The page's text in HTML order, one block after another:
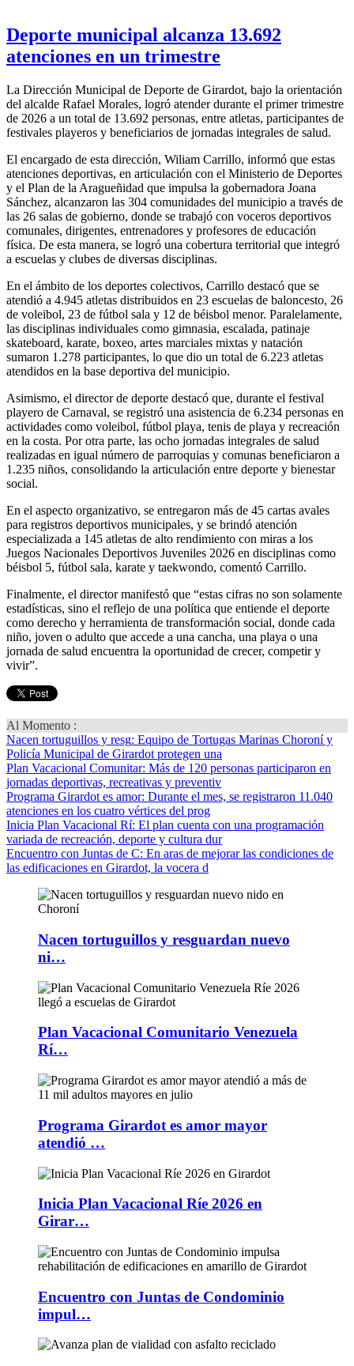
Deporte municipal alcanza 13.692
atenciones en un trimestre
La Dirección Municipal de Deporte de Girardot, bajo la orientación
del alcalde Rafael Morales, logró atender durante el primer trimestre
de 2026 a un total de 13.692 personas, entre atletas, participantes de
festivales playeros y beneficiarios de jornadas integrales de salud.
El encargado de esta dirección, Wiliam Carrillo, informó que estas
atenciones deportivas, en articulación con el Ministerio de Deportes
y el Plan de la Aragueñidad que impulsa la gobernadora Joana
Sánchez, alcanzaron las 304 comunidades del municipio a través de
las 26 salas de gobierno, donde se trabajó con voceros deportivos
comunales, dirigentes, entrenadores y profesores de educación
física. De esta manera, se logró una cobertura territorial que integró
a escuelas y clubes de diversas disciplinas.
En el ámbito de los deportes colectivos, Carrillo destacó que se
atendió a 4.945 atletas distribuidos en 23 escuelas de baloncesto, 26
de voleibol, 23 de fútbol sala y 12 de béisbol menor. Paralelamente,
las disciplinas individuales como gimnasia, escalada, patinaje
skateboard, karate, boxeo, artes marciales mixtas y natación
sumaron 1.278 participantes, lo que dio un total de 6.223 atletas
atendidos en la base deportiva del municipio.
Asimismo, el director de deporte destacó que, durante el festival
playero de Carnaval, se registró una asistencia de 6.234 personas en
actividades como voleibol, fútbol playa, tenis de playa y recreación
en la costa. Por otra parte, las ocho jornadas integrales de salud
realizadas en igual número de parroquias y comunas beneficiaron a
1.235 niños, consolidando la articulación entre deporte y bienestar
social.
En el aspecto organizativo, se entregaron más de 45 cartas avales
para registros deportivos municipales, y se brindó atención
especializada a 145 atletas de alto rendimiento con miras a los
Juegos Nacionales Deportivos Juveniles 2026 en disciplinas como
béisbol 5, fútbol sala, karate y taekwondo, comentó Carrillo.
Finalmente, el director manifestó que “estas cifras no son solamente
estadísticas, sino el reflejo de una política que entiende el deporte
como derecho y herramienta de transformación social, donde cada
niño, joven o adulto que accede a una cancha, una playa o una
jornada de salud encuentra la oportunidad de crecer, competir y
vivir”.
Al Momento :
Nacen tortuguillos y resg: Equipo de Tortugas Marinas Choroní y
Policía Municipal de Girardot protegen una
Plan Vacacional Comunitar: Más de 120 personas participaron en
jornadas deportivas, recreativas y preventiv
Programa Girardot es amor: Durante el mes, se registraron 11.040
atenciones en los cuatro vértices del prog
Inicia Plan Vacacional Rí: El plan cuenta con una programación
variada de recreación, deporte y cultura dur
Encuentro con Juntas de C: En aras de mejorar las condiciones de
las edificaciones en Girardot, la vocera d
Nacen tortuguillos y resguardan nuevo
ni…
Plan Vacacional Comunitario Venezuela
Rí…
Programa Girardot es amor mayor
atendió …
Inicia Plan Vacacional Ríe 2026 en
Girar…
Encuentro con Juntas de Condominio
impul…